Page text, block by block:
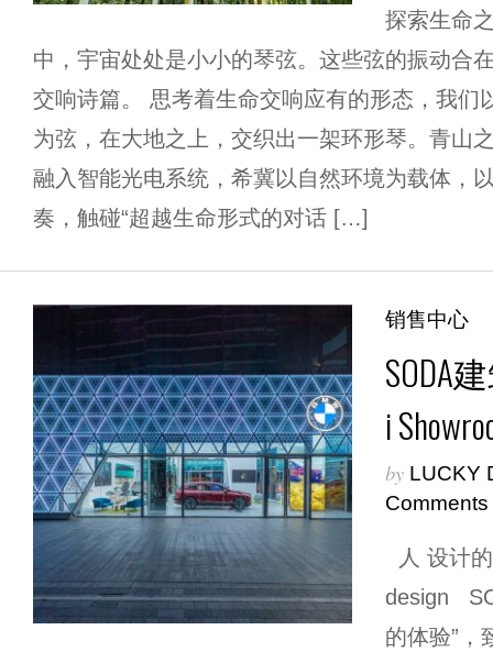
探索生命
中，宇宙处处是小小的琴弦。这些弦的振动合
交响诗篇。 思考着生命交响应有的形态，我们
为弦，在大地之上，交织出一架环形琴。青山
融入智能光电系统，希冀以自然环境为载体，
奏，触碰“超越生命形式的对话 […]
销售中心
SODA
i
by LUCKY
Comments
人 设计
design
的体验”，